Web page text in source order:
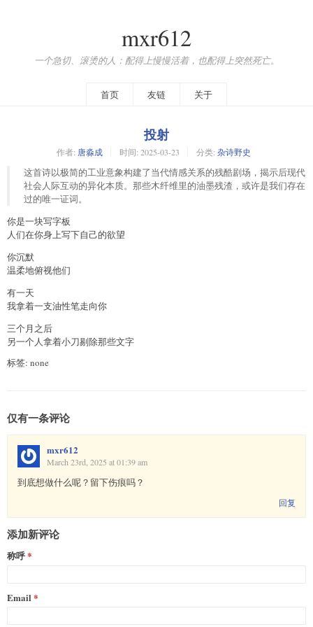
mxr612
一个急切、滚烫的人：配得上慢慢活着，也配得上突然死亡。
首页 友链 关于
投射
作者: 唐淼成 时间: 2025-03-23 分类: 杂诗野史
这首诗以极简的工业意象构建了当代情感关系的残酷剧场，揭示后现代
社会人际互动的异化本质。那些木纤维里的油墨残渣，或许是我们存在
过的唯一证词。
你是一块写字板
人们在你身上写下自己的欲望
你沉默
温柔地俯视他们
有一天
我拿着一支油性笔走向你
三个月之后
另一个人拿着小刀剔除那些文字
标签: none
仅有一条评论
mxr612
March 23rd, 2025 at 01:39 am
到底想做什么呢？留下伤痕吗？
回复
添加新评论
称呼
Email